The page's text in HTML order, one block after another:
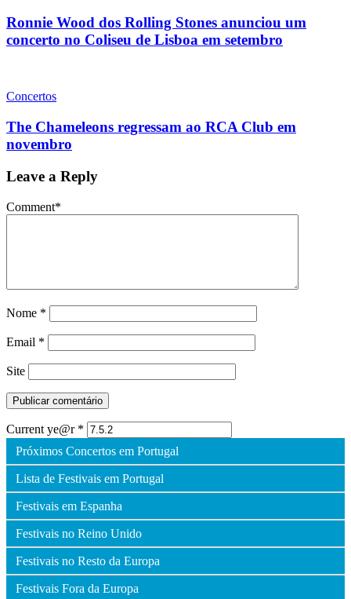
Ronnie Wood dos Rolling Stones anunciou um
concerto no Coliseu de Lisboa em setembro
Concertos
The Chameleons regressam ao RCA Club em
novembro
Leave a Reply
Comment*
Nome *
Email *
Site
Current ye@r *
Próximos Concertos em Portugal
Lista de Festivais em Portugal
Festivais em Espanha
Festivais no Reino Unido
Festivais no Resto da Europa
Festivais Fora da Europa